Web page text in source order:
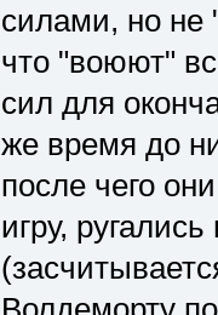
силами, но не
что "воюют"
сил для
же время до
после чего
игру,